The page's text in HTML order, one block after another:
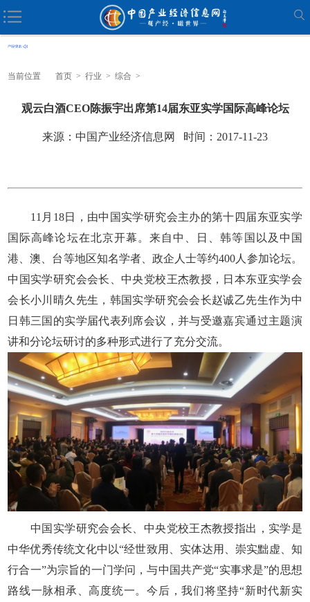
当前位置 首页 > 行业 > 综合 >
观云白酒CEO陈振宇出席第14届东亚实学国际高峰论坛
来源：中国产业经济信息网 时间：2017-11-23
11月18日，由中国实学研究会主办的第十四届东亚实学
国际高峰论坛在北京开幕。来自中、日、韩等国以及中国
港、澳、台等地区知名学者、政企人士等约400人参加论坛。
中国实学研究会会长、中央党校王杰教授，日本东亚实学会
会长小川晴久先生，韩国实学研究会会长赵诚乙先生作为中
日韩三国的实学届代表列席会议，并与受邀嘉宾通过主题演
讲和分论坛研讨的多种形式进行了充分交流。
中国实学研究会会长、中央党校王杰教授指出，实学是
中华优秀传统文化中以“经世致用、实体达用、崇实黜虚、知
行合一”为宗旨的一门学问，与中国共产党“实事求是”的思想
路线一脉相承、高度统一。今后，我们将坚持“新时代新实